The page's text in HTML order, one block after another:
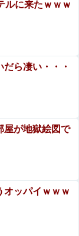
ルに来たｗｗｗ
だら凄い・・・
屋が地獄絵図で
オッパイｗｗｗ